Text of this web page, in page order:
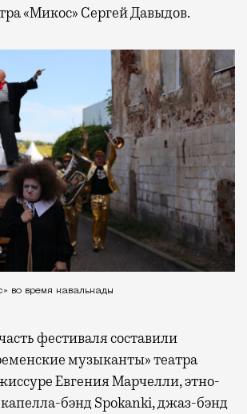
«Микос» Сергей Давыдов.
во время кавалькады
фестиваля составили
музыканты» театра
Евгения Марчелли, этно-
бэнд Spokanki, джаз-бэнд